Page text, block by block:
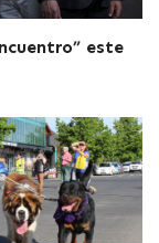
este